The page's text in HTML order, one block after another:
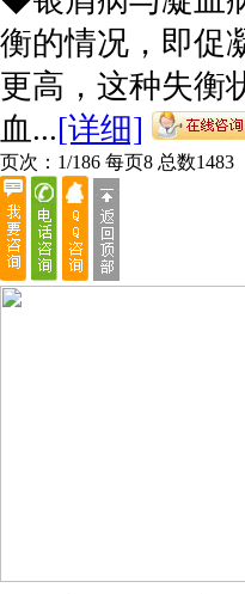
衡的情况，即促
更高，这种失衡
血...[详细]
页次：1/186 每页8 总数